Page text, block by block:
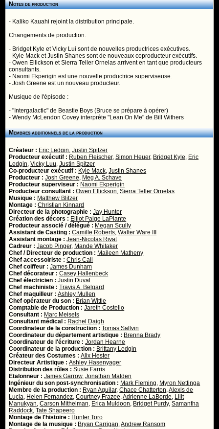
Notes de production
- Kaliko Kauahi rejoint la distribution principale.
Changements de production:
- Bridget Kyle et Vicky Lui sont de nouvelles productrices exécutives.
- Kyle Mack et Justin Shanes sont de nouveaux coproducteur exécutifs.
- Owen Ellickson et Sierra Teller Ornelas arrivent en tant que producteurs
consultants.
- Naomi Ekperigin est une nouvelle productrice superviseuse.
- Josh Greene est un nouveau producteur.
Musique de l'épisode :
- "Intergalactic" de Beastie Boys (Bruce se prépare à opérer)
- Wendy McLendon Covey interprète "Lean On Me" de Bill Withers
Membres additionnels de la production
Créateur : Eric Ledgin,Justin Spitzer
Producteur exécutif : Ruben Fleischer,Simon Heuer, Bridget Kyle, Eric
Ledgin,Vicky Luu,Justin Spitzer
Co-producteur exécutif : Kyle Mack,Justin Shanes
Producteur :Josh Greene, Meg A. Schave
Producteur superviseur : Naomi Ekperigin
Producteur consultant :Owen Ellickson,Sierra Teller Ornelas
Musique : Matthew Blitzer
Montage :Christian Kinnard
Directeur de la photographie :Jay Hunter
Création des décors : Elliot Paige LaPlante
Producteur associé / délégué : Megan Scully
Assistant de Casting :Camille Roberts,Walter Ware III
Assistant montage :Jean-Nicolas Rivat
Cadreur :Jacob Pinger, Mande Whitaker
Chef / Directeur de production : Maileen Matheny
Chef accessoiriste :Chris Call
Chef coiffeur :James Dunham
Chef décorateur :Casey Hallenbeck
Chef électricien :Justin Duval
Chef machiniste :Travis A. Belgard
Chef maquilleur :Ashley Mullen
Chef opérateur du son : Brian Wittle
Comptable de Production :Jareth Costello
Consultant : Marc Meisels
Consultant médical : Rachel Daigh
Coordinateur de la construction :Tomas Sallvin
Coordinateur du département artistique : Brenna Brady
Coordinateur de l'écriture :Jordan Hearne
Coordinateur de la production : Brittany Ledgin
Créateur des Costumes :Alix Hester
Directeur Artistique :Ashley Hasenyager
Distribution des rôles :Susie Farris
Etalonneur :James Garrow,Jonathan Malden
Ingénieur du son post-synchronisation : Mark Fleming, Myron Nettinga
Membre de la production : Ryan Aguilar,Chace Chatterton,Alexis de
Lucia, Helen Fernandez,Courtney Frazee,Adrienne LaBorde, Lilit
Manukyan,Carson Mithelman, Erica Muldoon, Bridget Purdy,Samantha
Raddock,Tate Shapeero
Montage de l'histoire : Hunter Toro
Montage de la musique : Bryan Carrigan,Andrew Ransom